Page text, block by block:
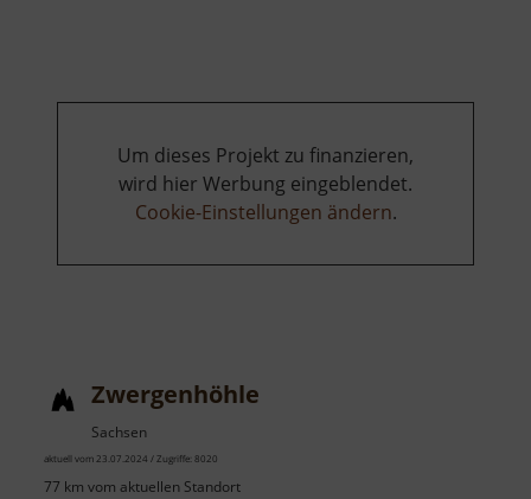
Um dieses Projekt zu finanzieren,
wird hier Werbung eingeblendet.
Cookie-Einstellungen ändern.
Zwergenhöhle
Sachsen
aktuell vom 23.07.2024 / Zugriffe: 8020
77 km vom aktuellen Standort